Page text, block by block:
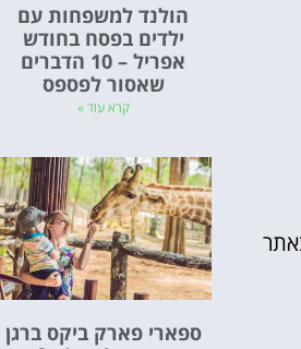
הולנד למשפחות עם
ילדים בפסח בחודש
אפריל – 10 הדברים
שאסור לפספס
קרא עוד »
ספארי פארק ביקס ברגן